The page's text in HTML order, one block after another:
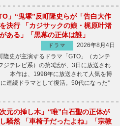
」“鬼塚”反町隆史らが「告白大作
決行 「カジサックの娘・梶原叶渚
ある」「黒幕の正体は誰」
ドラマ
2026年8月4日
史が主演するドラマ「GTO」（カンテ
ジテレビ系）の第3話が、3日に放送され
本作は、1998年に放送されて人気を博
連続ドラマとして復活。50代になった“
次元の挿し木」“唯”白石聖の正体が
騒然 「車椅子だったよね」「宗教